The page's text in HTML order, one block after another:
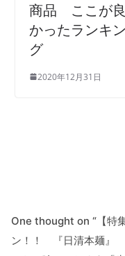
商品 ここが良
かったランキン
グ
2020年12月31日
One thought on “ 【
ン！！ 『日清本麺』